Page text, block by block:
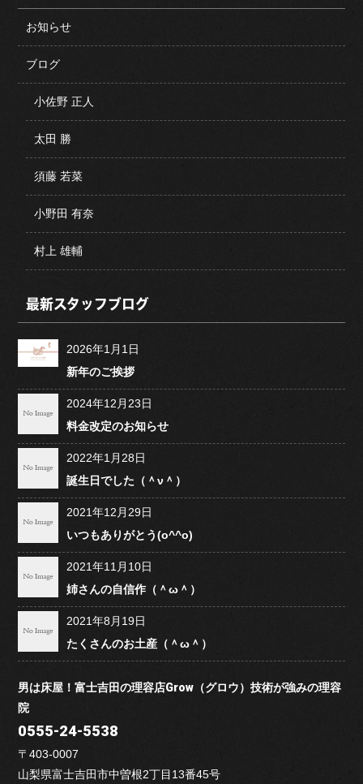
お知らせ
ブログ
小佐野 正人
太田 勝
須藤 若菜
小野田 有奈
村上 雄輔
最新スタッフブログ
2026年1月1日
新年のご挨拶
2024年12月23日
料金改定のお知らせ
2022年1月28日
誕生日でした（＾ν＾）
2021年12月29日
いつもありがとう(o^^o)
2021年11月10日
姉さんの自信作（＾ω＾）
2021年8月19日
たくさんのお土産（＾ω＾）
男は床屋！富士吉田の理容店Grow（グロウ）技術が強みの理容
院
0555-24-5538
〒403-0007
山梨県富士吉田市中曽根2丁目13番45号